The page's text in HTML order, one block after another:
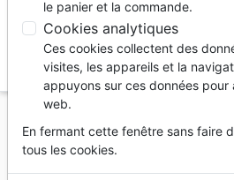
Vous ne pouvez pas créer de
depuis votre pays (United
le panier et la commande.
Cookies analytiques
Ces cookies collectent des
visites, les appareils et la
appuyons sur ces données pour
web.
En fermant cette fenêtre sans faire
tous les cookies.